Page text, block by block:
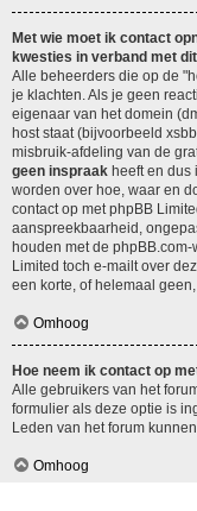
Met wie moet ik contact
kwesties in verband met
Alle beheerders die op de
je klachten. Als je geen
eigenaar van het domein
host staat (bijvoorbeeld
misbruik-afdeling van de
geen inspraak heeft en
worden over hoe, waar en
contact op met phpBB
aanspreekbaarheid,
houden met de
Limited toch e-mailt over
een korte, of helemaal
Omhoog
Hoe neem ik contact op
Alle gebruikers van het
formulier als deze optie is
Leden van het forum
Omhoog